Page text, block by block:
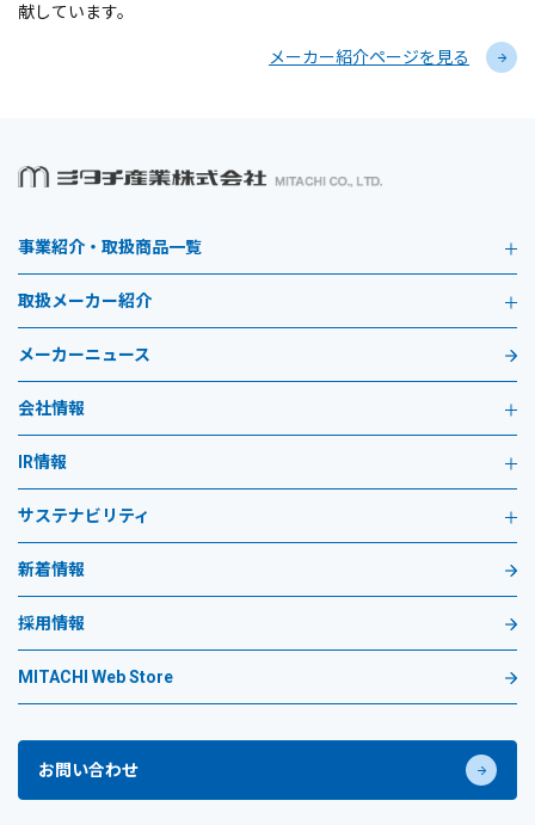
献しています。
メーカー紹介ページを見る
事業紹介・取扱商品一覧
取扱メーカー紹介
メーカーニュース
会社情報
IR情報
サステナビリティ
新着情報
採用情報
MITACHI Web Store
お問い合わせ